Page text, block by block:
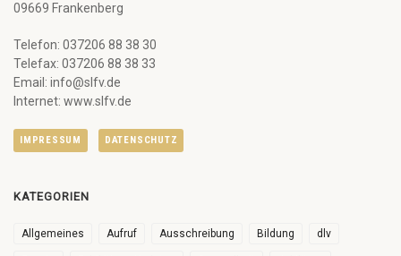
09669 Frankenberg
Telefon: 037206 88 38 30
Telefax: 037206 88 38 33
Email: info@slfv.de
Internet: www.slfv.de
IMPRESSUM DATENSCHUTZ
KATEGORIEN
Allgemeines Aufruf Ausschreibung Bildung dlv